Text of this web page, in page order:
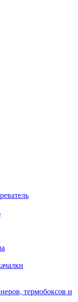
термобоксов и